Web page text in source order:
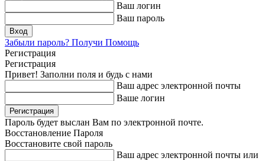
Ваш логин
Ваш пароль
Забыли пароль? Получи Помощь
Регистрация
Регистрация
Привет! Заполни поля и будь с нами
Ваш адрес электронной почты
Ваше логин
Пароль будет выслан Вам по электронной почте.
Восстановление Пароля
Восстановите свой пароль
Ваш адрес электронной почты или